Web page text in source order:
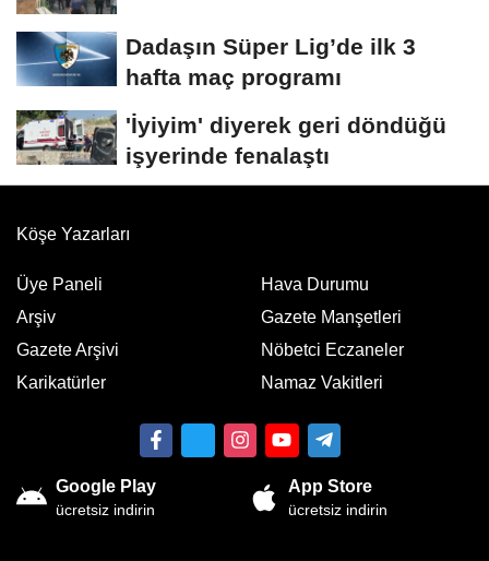
Dadaşın Süper Lig’de ilk 3
hafta maç programı
'İyiyim' diyerek geri döndüğü
işyerinde fenalaştı
Köşe Yazarları
Üye Paneli
Arşiv
Gazete Arşivi
Karikatürler
Hava Durumu
Gazete Manşetleri
Nöbetci Eczaneler
Namaz Vakitleri
Google Play
ücretsiz indirin
App Store
ücretsiz indirin